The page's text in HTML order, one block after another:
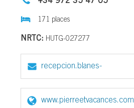
171 places
NRTC: HUTG-027277
recepcion.blanes-
playa@groupepvcp.com
www.pierreetvacances.com